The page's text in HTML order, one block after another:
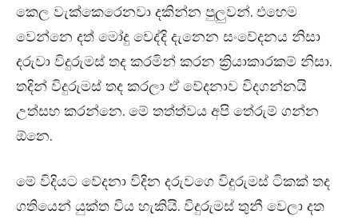
කෙල වැක්කෙරෙනවා දකින්න පුලුවන්. එහෙම
වෙන්නෙ දත් මෝදු වෙද්දි දැනෙන සංවේදනය නිසා
දරුවා විදුරුමස් තද කරමින් කරන ක්‍රියාකාරකම් නිසා.
තදින් විදුරුමස් තද කරලා ඒ වේදනාව විදගන්නයි
උත්සහ කරන්නෙ. මේ තත්ත්වය අපි තේරුම් ගන්න
ඕනෙ.
මේ විදියට වේදනා විදින දරුවගෙ විදුරුමස් ටිකක් තද
ගතියෙන් යුක්ත විය හැකියි. විදුරුමස් තුනී වෙලා දත